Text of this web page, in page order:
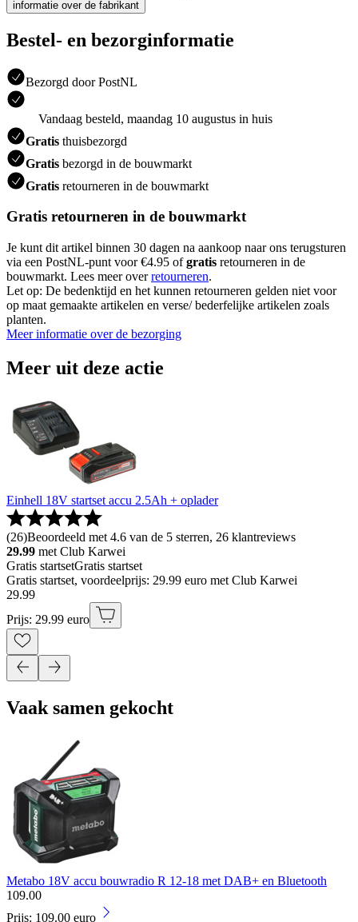
informatie over de fabrikant
Bestel- en bezorginformatie
Bezorgd door PostNL
Vandaag besteld, maandag 10 augustus in huis
Gratis thuisbezorgd
Gratis bezorgd in de bouwmarkt
Gratis retourneren in de bouwmarkt
Gratis retourneren in de bouwmarkt
Je kunt dit artikel binnen 30 dagen na aankoop naar ons terugsturen
via een PostNL-punt voor €4.95 ofgratis retourneren in de
bouwmarkt. Lees meer overretourneren.
Let op: De bedenktijd en het kunnen retourneren gelden niet voor
op maat gemaakte artikelen en verse/ bederfelijke artikelen zoals
planten.
Meer informatie over de bezorging
Meer uit deze actie
Einhell 18V startset accu 2.5Ah + oplader
(26)Beoordeeld met 4.6 van de 5 sterren, 26 klantreviews
29.99 met Club Karwei
Gratis startsetGratis startset
Gratis startset, voordeelprijs: 29.99 euro met Club Karwei
29.99
Prijs: 29.99 euro
Vaak samen gekocht
Metabo 18V accu bouwradio R 12-18 met DAB+ en Bluetooth
109.00
Prijs: 109.00 euro